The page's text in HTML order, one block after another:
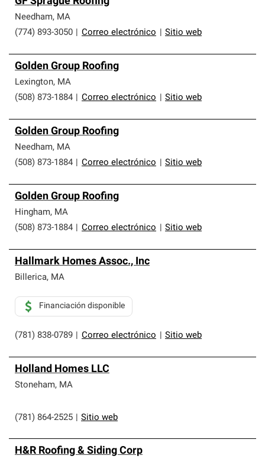
Needham, MA
(774) 893-3050
Correo electrónico Sitio web
Golden Group Roofing
Lexington, MA
(508) 873-1884
Correo electrónico Sitio web
Golden Group Roofing
Needham, MA
(508) 873-1884
Correo electrónico Sitio web
Golden Group Roofing
Hingham, MA
(508) 873-1884
Correo electrónico Sitio web
Hallmark Homes Assoc., Inc
Billerica, MA
(781) 838-0789 Correo electrónico Sitio web
Financiación disponible
Holland Homes LLC
Stoneham, MA
(781) 864-2525 Sitio web
H&R Roofing & Siding Corp